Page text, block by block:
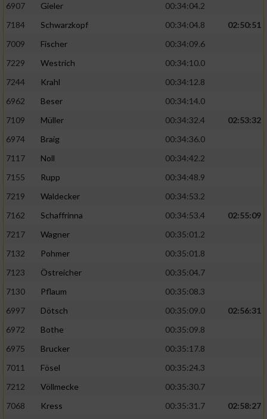
6907
Gieler
00:34:04.2
7184
Schwarzkopf 00:34:04.8
02:50:51
7009
Fischer
00:34:09.6
7229
Westrich
00:34:10.0
7244
Krahl
00:34:12.8
6962
Beser
00:34:14.0
7109
Müller 00:34:32.4
02:53:32
6974
Braig
00:34:36.0
7117
Noll
00:34:42.2
7155
Rupp
00:34:48.9
7219
Waldecker
00:34:53.2
7162
Schaffrinna 00:34:53.4
02:55:09
7217
Wagner
00:35:01.2
7132
Pohmer
00:35:01.8
7123
Östreicher
00:35:04.7
7130
Pflaum
00:35:08.3
6997
Dötsch 00:35:09.0
02:56:31
6972
Bothe
00:35:09.8
6975
Brucker
00:35:17.8
7011
Fösel
00:35:24.3
7212
Völlmecke
00:35:30.7
7068
Kress 00:35:31.7
02:58:27